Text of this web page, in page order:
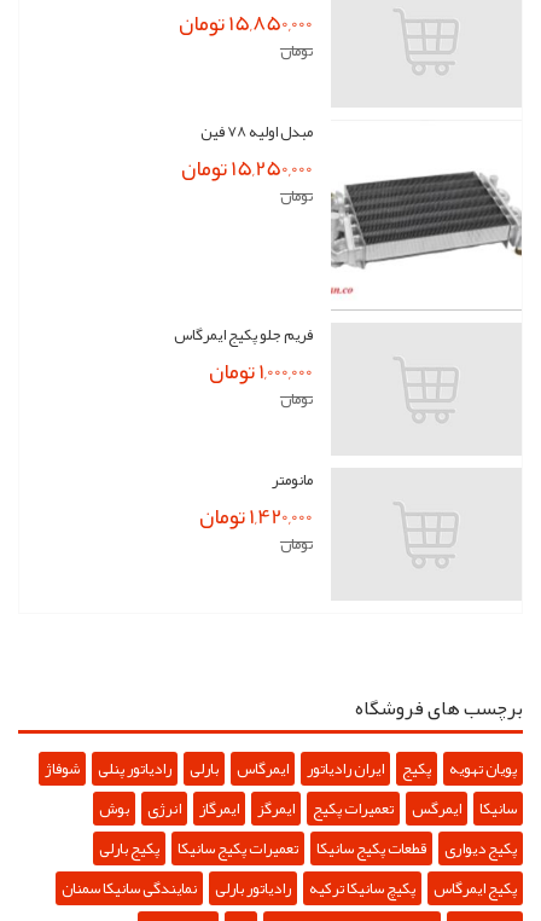
15,850,000 تومان
تومان
مبدل اولیه 78 فین
15,250,000 تومان
تومان
فریم جلو پکیج ایمرگاس
1,000,000 تومان
تومان
مانومتر
1,420,000 تومان
تومان
برچسب های فروشگاه
پویان تهویه پکیج ایران رادیاتور ایمرگاس بارلی رادیاتور پنلی شوفاژ
سانیکا ایمرگس تعمیرات پکیج ایمرگز ایمرگاز انرژی بوش
پکیج دیواری قطعات پکیج سانیکا تعمیرات پکیج سانیکا پکیج بارلی
پکیج ایمرگاس پکیچ سانیکا ترکیه رادیاتور بارلی نمایندگی سانیکا سمنان